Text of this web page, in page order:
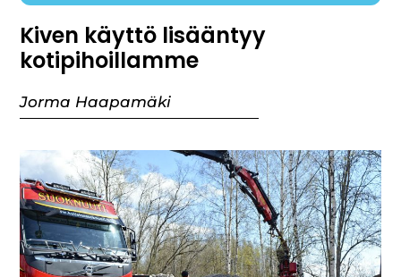
Kiven käyttö lisääntyy
kotipihoillamme
Jorma Haapamäki